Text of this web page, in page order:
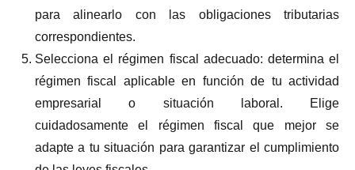
para alinearlo con las obligaciones tributarias
correspondientes.
Selecciona el régimen fiscal adecuado: determina el
régimen fiscal aplicable en función de tu actividad
empresarial o situación laboral. Elige
cuidadosamente el régimen fiscal que mejor se
adapte a tu situación para garantizar el cumplimiento